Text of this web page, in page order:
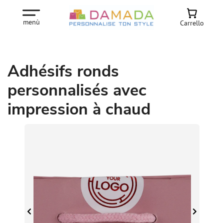
menù Carrello
Adhésifs ronds
personnalisés avec
impression à chaud